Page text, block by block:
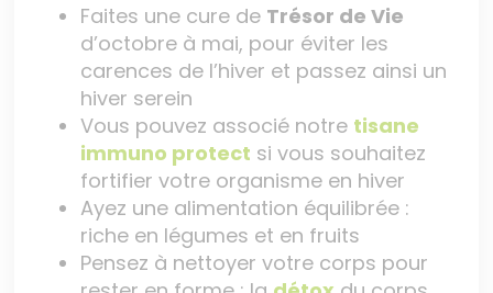
Faites une cure de Trésor de Vie
d’octobre à mai, pour éviter les
carences de l’hiver et passez ainsi un
hiver serein
Vous pouvez associé notre tisane
immuno protect si vous souhaitez
fortifier votre organisme en hiver
Ayez une alimentation équilibrée :
riche en légumes et en fruits
Pensez à nettoyer votre corps pour